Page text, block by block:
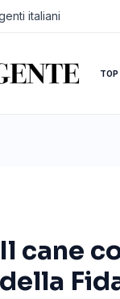
italiani
TOP
Il cane
della